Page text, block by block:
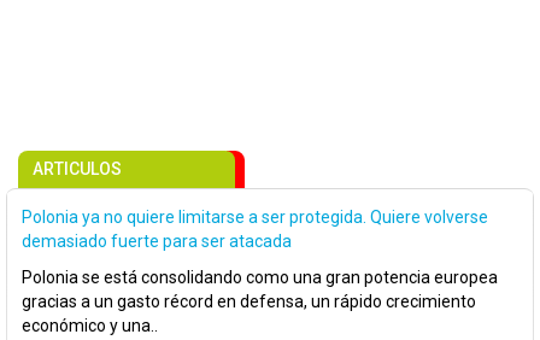
ARTICULOS
Polonia ya no quiere limitarse a ser protegida. Quiere volverse
demasiado fuerte para ser atacada
Polonia se está consolidando como una gran potencia europea
gracias a un gasto récord en defensa, un rápido crecimiento
económico y una..